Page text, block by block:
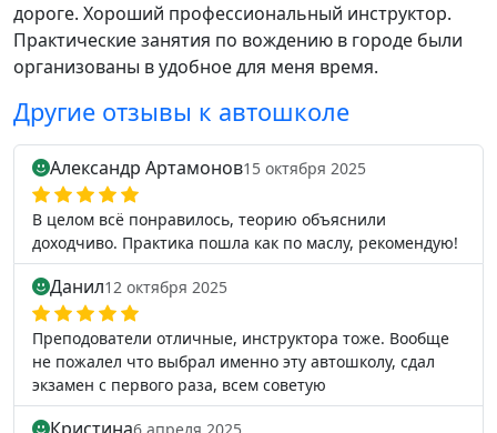
дороге. Хороший профессиональный инструктор.
Практические занятия по вождению в городе были
организованы в удобное для меня время.
Другие отзывы к автошколе
Александр Артамонов15 октября 2025
В целом всё понравилось, теорию объяснили
доходчиво. Практика пошла как по маслу, рекомендую!
Данил12 октября 2025
Преподователи отличные, инструктора тоже. Вообще
не пожалел что выбрал именно эту автошколу, сдал
экзамен с первого раза, всем советую